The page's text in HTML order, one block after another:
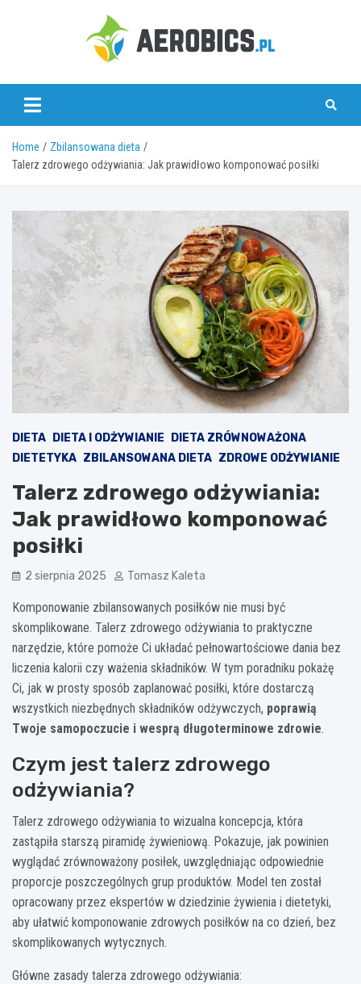
aerobics.pl
Home
Zbilansowana dieta
Talerz zdrowego odżywiania: Jak prawidłowo komponować posiłki
DIETA DIETA I ODŻYWIANIE
DIETA ZRÓWNOWAŻONA
DIETETYKA ZBILANSOWANA DIETA ZDROWE ODŻYWIANIE
Talerz zdrowego odżywiania:
Jak prawidłowo komponować
posiłki
2 sierpnia 2025 Tomasz Kaleta
Komponowanie zbilansowanych posiłków nie musi być
skomplikowane. Talerz zdrowego odżywiania to praktyczne
narzędzie, które pomoże Ci układać pełnowartościowe dania bez
liczenia kalorii czy ważenia składników. W tym poradniku pokażę
Ci, jak w prosty sposób zaplanować posiłki, które dostarczą
wszystkich niezbędnych składników odżywczych, poprawią
Twoje samopoczucie i wesprą długoterminowe zdrowie.
Czym jest talerz zdrowego
odżywiania?
Talerz zdrowego odżywiania to wizualna koncepcja, która
zastąpiła starszą piramidę żywieniową. Pokazuje, jak powinien
wyglądać zrównoważony posiłek, uwzględniając odpowiednie
proporcje poszczególnych grup produktów. Model ten został
opracowany przez ekspertów w dziedzinie żywienia i dietetyki,
aby ułatwić komponowanie zdrowych posiłków na co dzień, bez
skomplikowanych wytycznych.
Główne zasady talerza zdrowego odżywiania: